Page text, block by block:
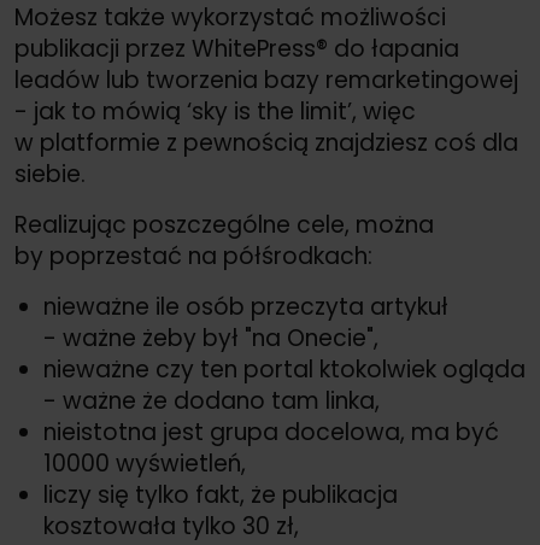
Możesz także wykorzystać możliwości
publikacji przez WhitePress® do łapania
leadów lub tworzenia bazy remarketingowej
- jak to mówią ‘sky is the limit’, więc
w platformie z pewnością znajdziesz coś dla
siebie.
Realizując poszczególne cele, można
by poprzestać na półśrodkach:
nieważne ile osób przeczyta artykuł
- ważne żeby był "na Onecie",
nieważne czy ten portal ktokolwiek ogląda
- ważne że dodano tam linka,
nieistotna jest grupa docelowa, ma być
10000 wyświetleń,
liczy się tylko fakt, że publikacja
kosztowała tylko 30 zł,